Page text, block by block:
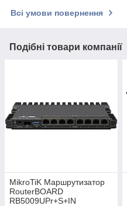
Всі умови повернення
Подібні товари компанії
MikroTiK Маршрутизатор
RouterBOARD
RB5009UPr+S+IN